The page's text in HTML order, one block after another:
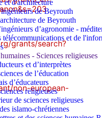
et d'architecture
de Beyrouth
de Beyrouth
d’agronomie -
télécommunications et de
- Sciences religieuses
et d’interprètes
de l’éducation
d’éducateurs
religieuses
de sciences religieuses
islamo-chrétiennes
grants/search?
non-european-